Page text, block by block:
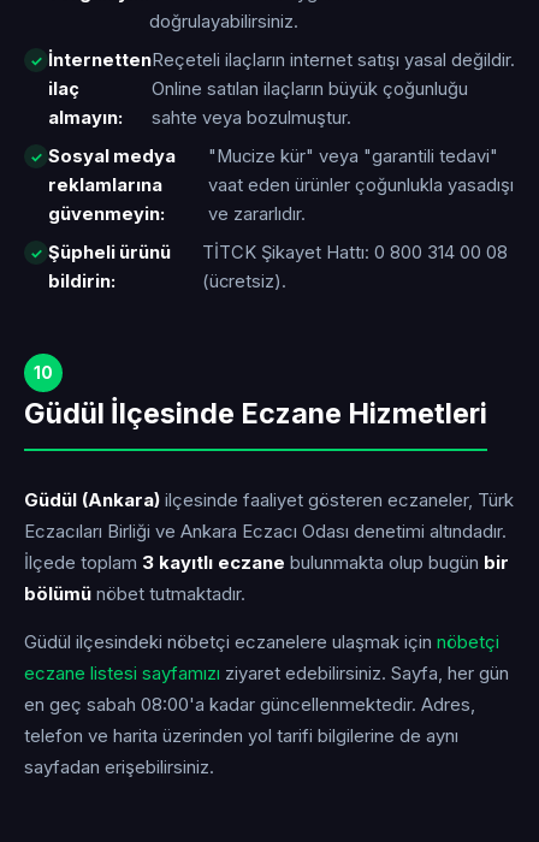
doğrulayabilirsiniz.
İnternetten
ilaç
almayın:
Reçeteli ilaçların internet satışı yasal değildir.
Online satılan ilaçların büyük çoğunluğu
sahte veya bozulmuştur.
Sosyal medya
reklamlarına
güvenmeyin:
"Mucize kür" veya "garantili tedavi"
vaat eden ürünler çoğunlukla yasadışı
ve zararlıdır.
Şüpheli ürünü
bildirin:
TİTCK Şikayet Hattı: 0 800 314 00 08
(ücretsiz).
10
Güdül İlçesinde Eczane Hizmetleri
Güdül (Ankara) ilçesinde faaliyet gösteren eczaneler, Türk
Eczacıları Birliği ve Ankara Eczacı Odası denetimi altındadır.
İlçede toplam 3 kayıtlı eczane bulunmakta olup bugün bir
bölümü nöbet tutmaktadır.
Güdül ilçesindeki nöbetçi eczanelere ulaşmak için nöbetçi
eczane listesi sayfamızı ziyaret edebilirsiniz. Sayfa, her gün
en geç sabah 08:00'a kadar güncellenmektedir. Adres,
telefon ve harita üzerinden yol tarifi bilgilerine de aynı
sayfadan erişebilirsiniz.